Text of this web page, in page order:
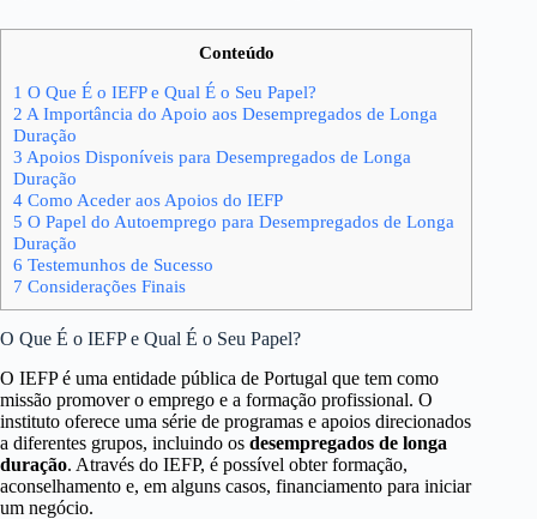
Conteúdo
1 O Que É o IEFP e Qual É o Seu Papel?
2 A Importância do Apoio aos Desempregados de Longa
Duração
3 Apoios Disponíveis para Desempregados de Longa
Duração
4 Como Aceder aos Apoios do IEFP
5 O Papel do Autoemprego para Desempregados de Longa
Duração
6 Testemunhos de Sucesso
7 Considerações Finais
O Que É o IEFP e Qual É o Seu Papel?
O IEFP é uma entidade pública de Portugal que tem como
missão promover o emprego e a formação profissional. O
instituto oferece uma série de programas e apoios direcionados
a diferentes grupos, incluindo os desempregados de longa
duração. Através do IEFP, é possível obter formação,
aconselhamento e, em alguns casos, financiamento para iniciar
um negócio.